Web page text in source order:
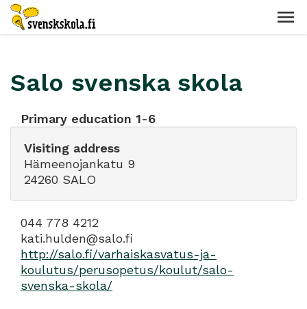
Salo svenska skola
Primary education 1-6
Visiting address
Hämeenojankatu 9
24260 SALO
044 778 4212
kati.hulden@salo.fi
http://salo.fi/varhaiskasvatus-ja-
koulutus/perusopetus/koulut/salo-
svenska-skola/